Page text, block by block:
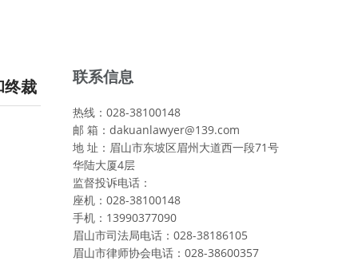
终裁
联系信息
热线：028-38100148
邮 箱：dakuanlawyer@139.com
地 址：眉山市东坡区眉州大道西一段71号
华陆大厦4层
监督投诉电话：
座机：028-38100148
手机：13990377090
眉山市司法局电话：028-38186105
眉山市律师协会电话：028-38600357